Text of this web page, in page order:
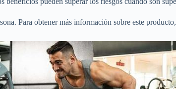
Para obtener más información sobre este